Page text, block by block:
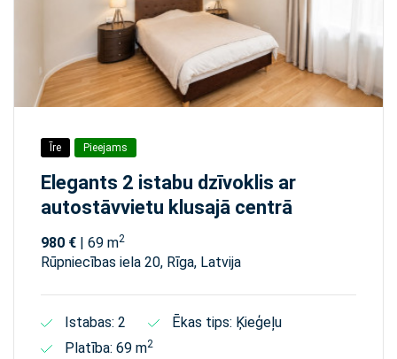
Īre Pieejams
Elegants 2 istabu dzīvoklis ar
autostāvvietu klusajā centrā
980 € | 69 m2
Rūpniecības iela 20, Rīga, Latvija
Istabas: 2
Ēkas tips: Ķieģeļu
Platība: 69 m2